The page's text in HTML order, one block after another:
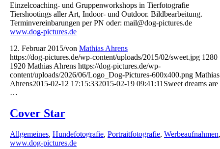
Einzelcoaching- und Gruppenworkshops in Tierfotografie
Tiershootings aller Art, Indoor- und Outdoor. Bildbearbeitung.
Terminvereinbarungen per PN oder: mail@dog-pictures.de
www.dog-pictures.de
12. Februar 2015/von Mathias Ahrens
https://dog-pictures.de/wp-content/uploads/2015/02/sweet.jpg 1280
1920 Mathias Ahrens https://dog-pictures.de/wp-
content/uploads/2026/06/Logo_Dog-Pictures-600x400.png Mathias
Ahrens2015-02-12 17:15:332015-02-19 09:41:11 Sweet dreams are
…
Cover Star
Allgemeines, Hundefotografie, Portraitfotografie, Werbeaufnahmen,
www.dog-pictures.de